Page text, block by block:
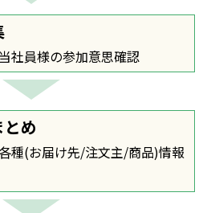
社員様の参加意思確認
め
種(お届け先/注文主/商品)情報